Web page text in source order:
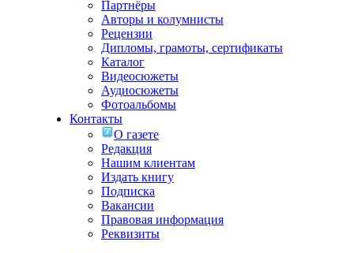
Партнёры
Авторы и колумнисты
Рецензии
Дипломы, грамоты, сертификаты
Каталог
Видеосюжеты
Аудиосюжеты
Фотоальбомы
Контакты
О газете
Редакция
Нашим клиентам
Издать книгу
Подписка
Вакансии
Правовая информация
Реквизиты